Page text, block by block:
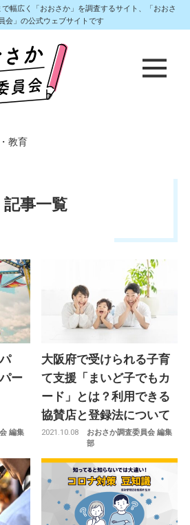
幅広く「おおさか」を調査するサイト、「おおさ
会」の公式ウェブサイトです
教育
記事一覧
ー
編集
大阪府で受けられる子育
て支援「まいど子でもカ
ード」とは？利用できる
協賛店と登録法について
おおさか調査委員会 編集
部
2021.10.08